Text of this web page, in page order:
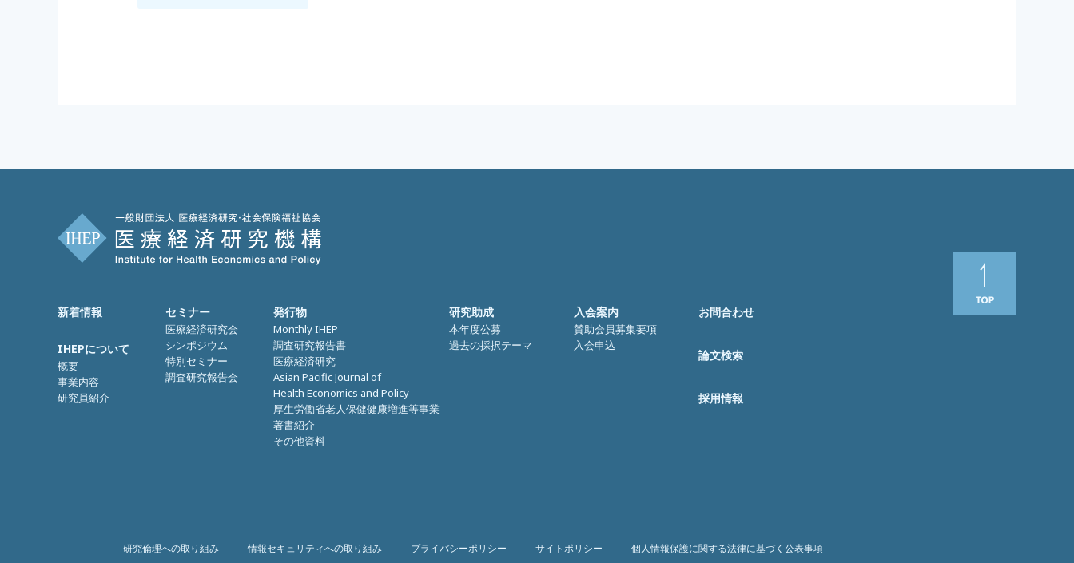
新着情報
IHEPについて
概要
事業内容
研究員紹介
セミナー
医療経済研究会
シンポジウム
特別セミナー
調査研究報告会
発行物
Monthly IHEP
調査研究報告書
医療経済研究
Asian Pacific Journal of
Health Economics and Policy
厚生労働省老人保健健康増進等事業
著書紹介
その他資料
研究助成
本年度公募
過去の採択テーマ
入会案内
賛助会員募集要項
入会申込
お問合わせ
論文検索
採用情報
研究倫理への取り組み 情報セキュリティへの取り組み プライバシーポリシー サイトポリシー 個人情報保護に関する法律に基づく公表事項